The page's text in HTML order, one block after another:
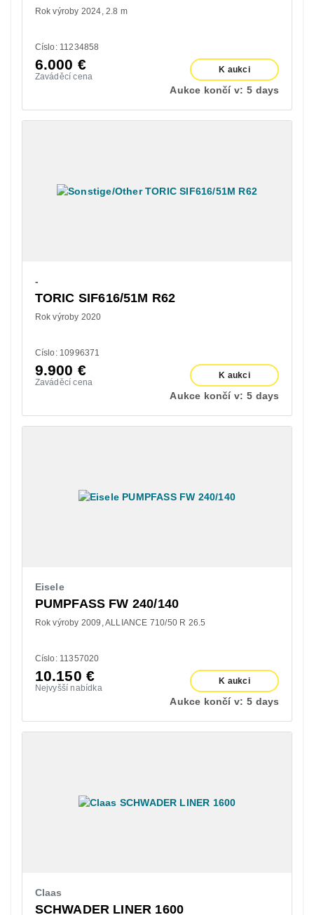
Rok výroby 2024 2.8 m
Císlo: 11234858
6.000 €
Zaváděcí cena
K aukci
Aukce končí v: 5 days
-
TORIC SIF616/51M R62
Rok výroby 2020
Císlo: 10996371
9.900 €
Zaváděcí cena
K aukci
Aukce končí v: 5 days
Eisele
PUMPFASS FW 240/140
Rok výroby 2009 ALLIANCE 710/50 R 26.5
Císlo: 11357020
10.150 €
Nejvyšší nabídka
K aukci
Aukce končí v: 5 days
Claas
SCHWADER LINER 1600